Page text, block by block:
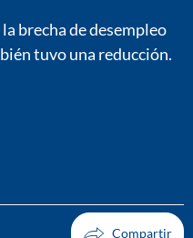
brecha de desempleo
tuvo una reducción.